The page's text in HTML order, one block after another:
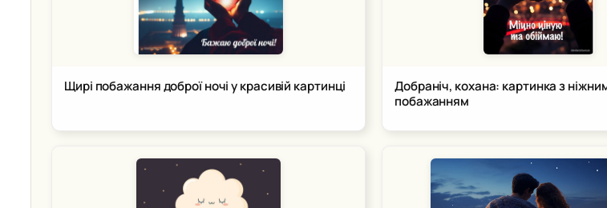
Щирі побажання доброї ночі у красивій картинці
Добраніч, кохана: картинка з
побажанням